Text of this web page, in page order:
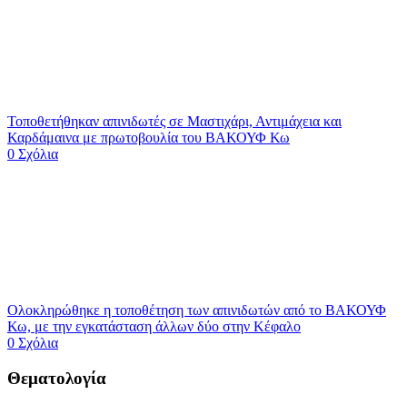
Τοποθετήθηκαν απινιδωτές σε Μαστιχάρι, Αντιμάχεια και
Καρδάμαινα με πρωτοβουλία του ΒΑΚΟΥΦ Κω
0 Σχόλια
Ολοκληρώθηκε η τοποθέτηση των απινιδωτών από το ΒΑΚΟΥΦ
Κω, με την εγκατάσταση άλλων δύο στην Κέφαλο
0 Σχόλια
Θεματολογία